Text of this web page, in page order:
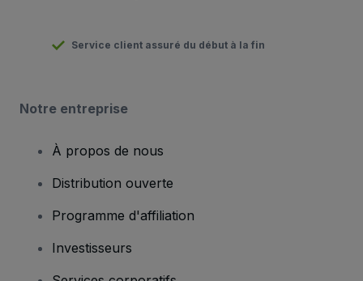
Service client assuré du début à la fin
Notre entreprise
À propos de nous
Distribution ouverte
Programme d'affiliation
Investisseurs